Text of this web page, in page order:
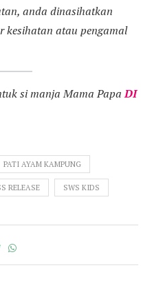
anda dinasihatkan
kesihatan atau pengamal
si manja Mama PapaDI
PATI AYAM KAMPUNG
RELEASE SWS KIDS